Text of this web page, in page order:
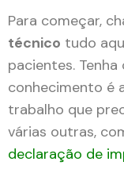
Para começar,
técnico tudo
pacientes.
conhecimento é
trabalho que
várias outras,
declaração de